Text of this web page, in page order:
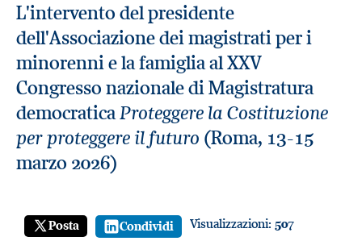
L'intervento del presidente
dell'Associazione dei magistrati per i
minorenni e la famiglia al XXV
Congresso nazionale di Magistratura
democraticaProteggere la Costituzione
per proteggere il futuro (Roma, 13-15
marzo 2026)
Posta Condividi Visualizzazioni: 507